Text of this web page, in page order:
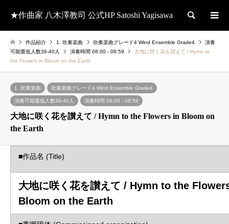
★作曲家 八木澤教司 公式HP Satoshi Yagisawa 検索
作品紹介 1. 吹奏楽曲 吹奏楽曲グレード4 Wind Ensemble Grade4
演奏
可能最低人数36-40人
演奏時間 08:00 - 08:59
大地に咲く花を讃えて / Hymn to
the Flowers in Bloom on the Earth
1. 吹奏楽曲 吹奏楽曲グレード4 Wind Ensemble Grade4
演奏可能最低人数36-40人 演奏時間 08:00 - 08:59
大地に咲く花を讃えて / Hymn to the Flowers in Bloom on
the Earth
■作品名 (Title)
大地に咲く花を讃えて / Hymn to the
Bloom on the Earth